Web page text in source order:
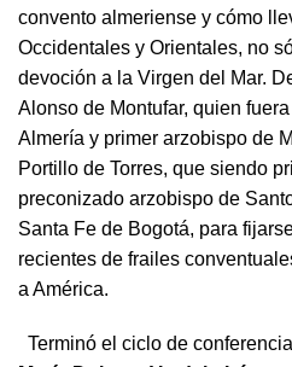
convento almeriense y cómo
Occidentales y Orientales, no
devoción a la Virgen del Mar.
Alonso de Montufar, quien
Almería y primer arzobispo de
Portillo de Torres, que siendo
preconizado arzobispo de
Santa Fe de Bogotá, para
recientes de frailes
a América.
Terminó el ciclo de